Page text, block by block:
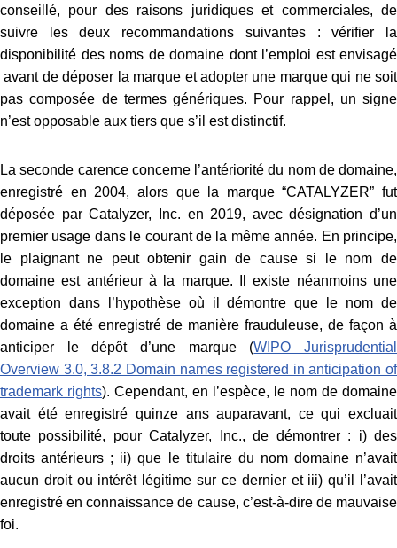
conseillé, pour des raisons juridiques et commerciales, de
suivre les deux recommandations suivantes : vérifier la
disponibilité des noms de domaine dont l’emploi est envisagé
avant de déposer la marque et adopter une marque qui ne soit
pas composée de termes génériques. Pour rappel, un signe
n’est opposable aux tiers que s’il est distinctif.
La seconde carence concerne l’antériorité du nom de domaine,
enregistré en 2004, alors que la marque “CATALYZER” fut
déposée par Catalyzer, Inc. en 2019, avec désignation d’un
premier usage dans le courant de la même année. En principe,
le plaignant ne peut obtenir gain de cause si le nom de
domaine est antérieur à la marque. Il existe néanmoins une
exception dans l’hypothèse où il démontre que le nom de
domaine a été enregistré de manière frauduleuse, de façon à
anticiper le dépôt d’une marque (WIPO Jurisprudential
Overview 3.0, 3.8.2 Domain names registered in anticipation of
trademark rights). Cependant, en l’espèce, le nom de domaine
avait été enregistré quinze ans auparavant, ce qui excluait
toute possibilité, pour Catalyzer, Inc., de démontrer : i) des
droits antérieurs ; ii) que le titulaire du nom domaine n’avait
aucun droit ou intérêt légitime sur ce dernier et iii) qu’il l’avait
enregistré en connaissance de cause, c’est-à-dire de mauvaise
foi.